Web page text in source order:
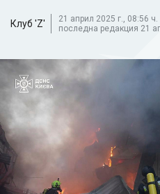
Клуб 'Z'
21 април 2025 г., 08:56 ч.
последна редакция 21